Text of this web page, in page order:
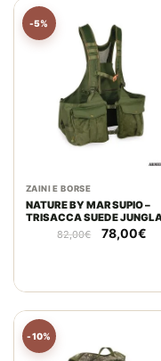
-5%
ZAINI E BORSE
NATURE BY MARSUPIO –
TRISACCA SUEDE
82,00€
Il
prezzo
78,00€Il
-10%